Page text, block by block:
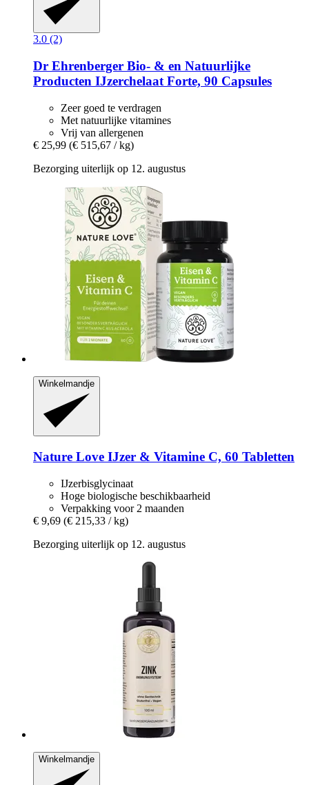
3.0 (2)
Dr Ehrenberger Bio- & en Natuurlijke
Producten IJzerchelaat Forte, 90 Capsules
Zeer goed te verdragen
Met natuurlijke vitamines
Vrij van allergenen
€ 25,99 (€ 515,67 / kg)
Bezorging uiterlijk op 12. augustus
Winkelmandje
Nature Love IJzer & Vitamine C, 60 Tabletten
IJzerbisglycinaat
Hoge biologische beschikbaarheid
Verpakking voor 2 maanden
€ 9,69 (€ 215,33 / kg)
Bezorging uiterlijk op 12. augustus
Winkelmandje